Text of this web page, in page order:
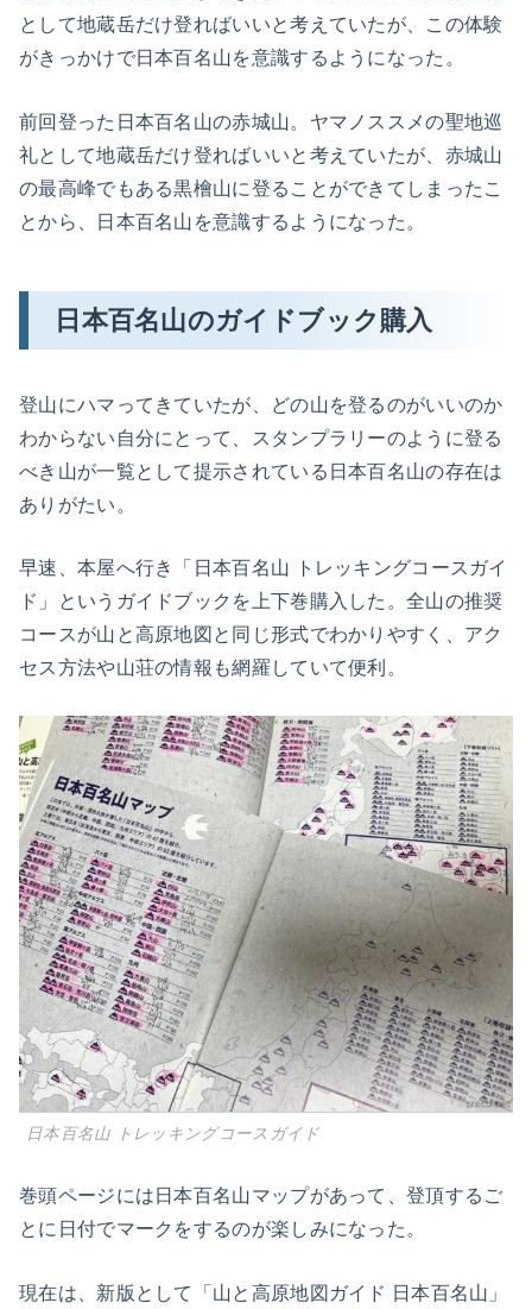
として地蔵岳だけ登ればいいと考えていたが、この体験
がきっかけで日本百名山を意識するようになった。
前回登った日本百名山の赤城山。ヤマノススメの聖地巡
礼として地蔵岳だけ登ればいいと考えていたが、赤城山
の最高峰でもある黒檜山に登ることができてしまったこ
とから、日本百名山を意識するようになった。
日本百名山のガイドブック購入
登山にハマってきていたが、どの山を登るのがいいのか
わからない自分にとって、スタンプラリーのように登る
べき山が一覧として提示されている日本百名山の存在は
ありがたい。
早速、本屋へ行き「日本百名山 トレッキングコースガイ
ド」というガイドブックを上下巻購入した。全山の推奨
コースが山と高原地図と同じ形式でわかりやすく、アク
セス方法や山荘の情報も網羅していて便利。
日本百名山 トレッキングコースガイド
巻頭ページには日本百名山マップがあって、登頂するご
とに日付でマークをするのが楽しみになった。
現在は、新版として「山と高原地図ガイド 日本百名山」